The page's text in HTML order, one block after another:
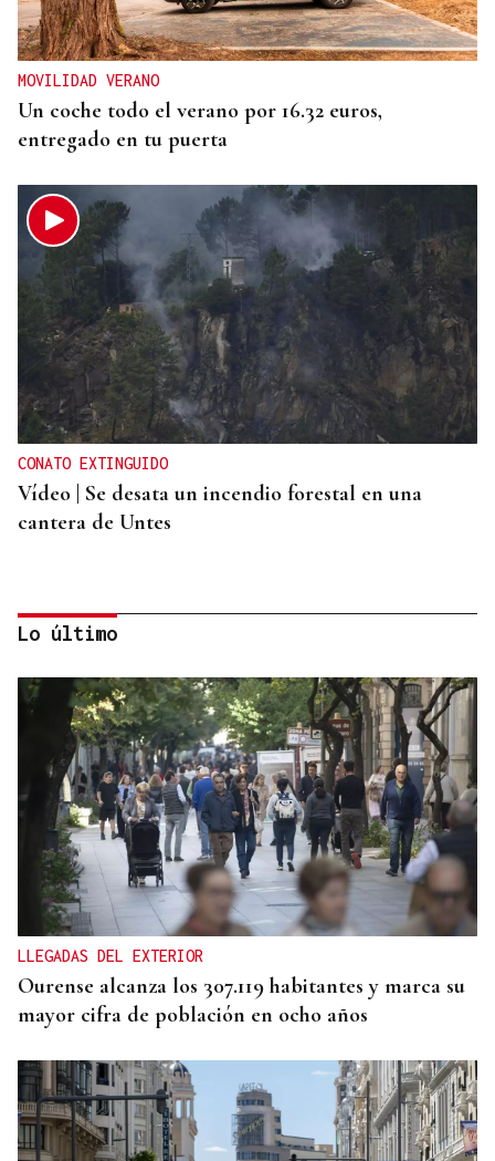
MOVILIDAD VERANO
Un coche todo el verano por 16.32 euros,
entregado en tu puerta
CONATO EXTINGUIDO
Vídeo | Se desata un incendio forestal en una
cantera de Untes
ENTREVISTA
Jorge Vázquez: "Nuestro objetivo a 2028 es crecer
creando valor para el accionista y para el equipo
que lo hace posible"
Lo último
LLEGADAS DEL EXTERIOR
Ourense alcanza los 307.119 habitantes y marca su
mayor cifra de población en ocho años